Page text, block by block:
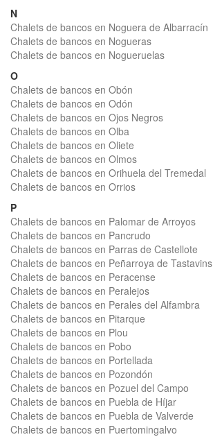
N
Chalets de bancos en Noguera de Albarracín
Chalets de bancos en Nogueras
Chalets de bancos en Nogueruelas
O
Chalets de bancos en Obón
Chalets de bancos en Odón
Chalets de bancos en Ojos Negros
Chalets de bancos en Olba
Chalets de bancos en Oliete
Chalets de bancos en Olmos
Chalets de bancos en Orihuela del Tremedal
Chalets de bancos en Orrios
P
Chalets de bancos en Palomar de Arroyos
Chalets de bancos en Pancrudo
Chalets de bancos en Parras de Castellote
Chalets de bancos en Peñarroya de Tastavins
Chalets de bancos en Peracense
Chalets de bancos en Peralejos
Chalets de bancos en Perales del Alfambra
Chalets de bancos en Pitarque
Chalets de bancos en Plou
Chalets de bancos en Pobo
Chalets de bancos en Portellada
Chalets de bancos en Pozondón
Chalets de bancos en Pozuel del Campo
Chalets de bancos en Puebla de Híjar
Chalets de bancos en Puebla de Valverde
Chalets de bancos en Puertomingalvo